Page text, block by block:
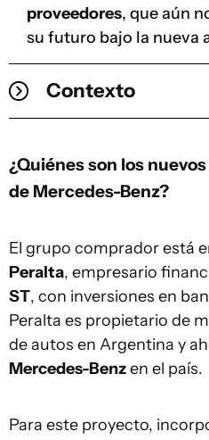
proveedores, que aún
su futuro bajo la nueva
Contexto
¿Quiénes son los
de Mercedes-Benz?
El grupo comprador está
Peralta, empresario
ST, con inversiones en
Peralta es propietario de
de autos en Argentina y
Mercedes-Benzen el país.
Para este proyecto,